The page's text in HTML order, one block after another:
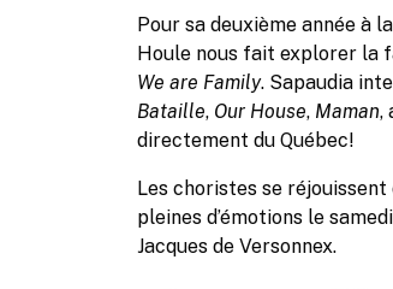
Pour sa deuxième année à
Houle nous fait explorer la
We are Family. Sapaudia
Bataille, Our House, Maman,
directement du Québec!
Les choristes se
pleines d’émotions le
Jacques de Versonnex.